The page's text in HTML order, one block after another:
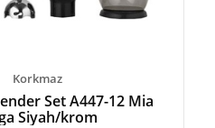
Korkmaz
Set A447-12 Mia
Siyah/krom